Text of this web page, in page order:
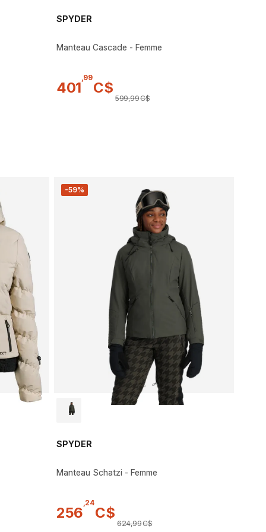
SPYDER
Manteau Cascade - Femme
401
99
C$
599,99C$
-59%
SPYDER
Manteau Schatzi - Femme
256
24
C$
624,99C$